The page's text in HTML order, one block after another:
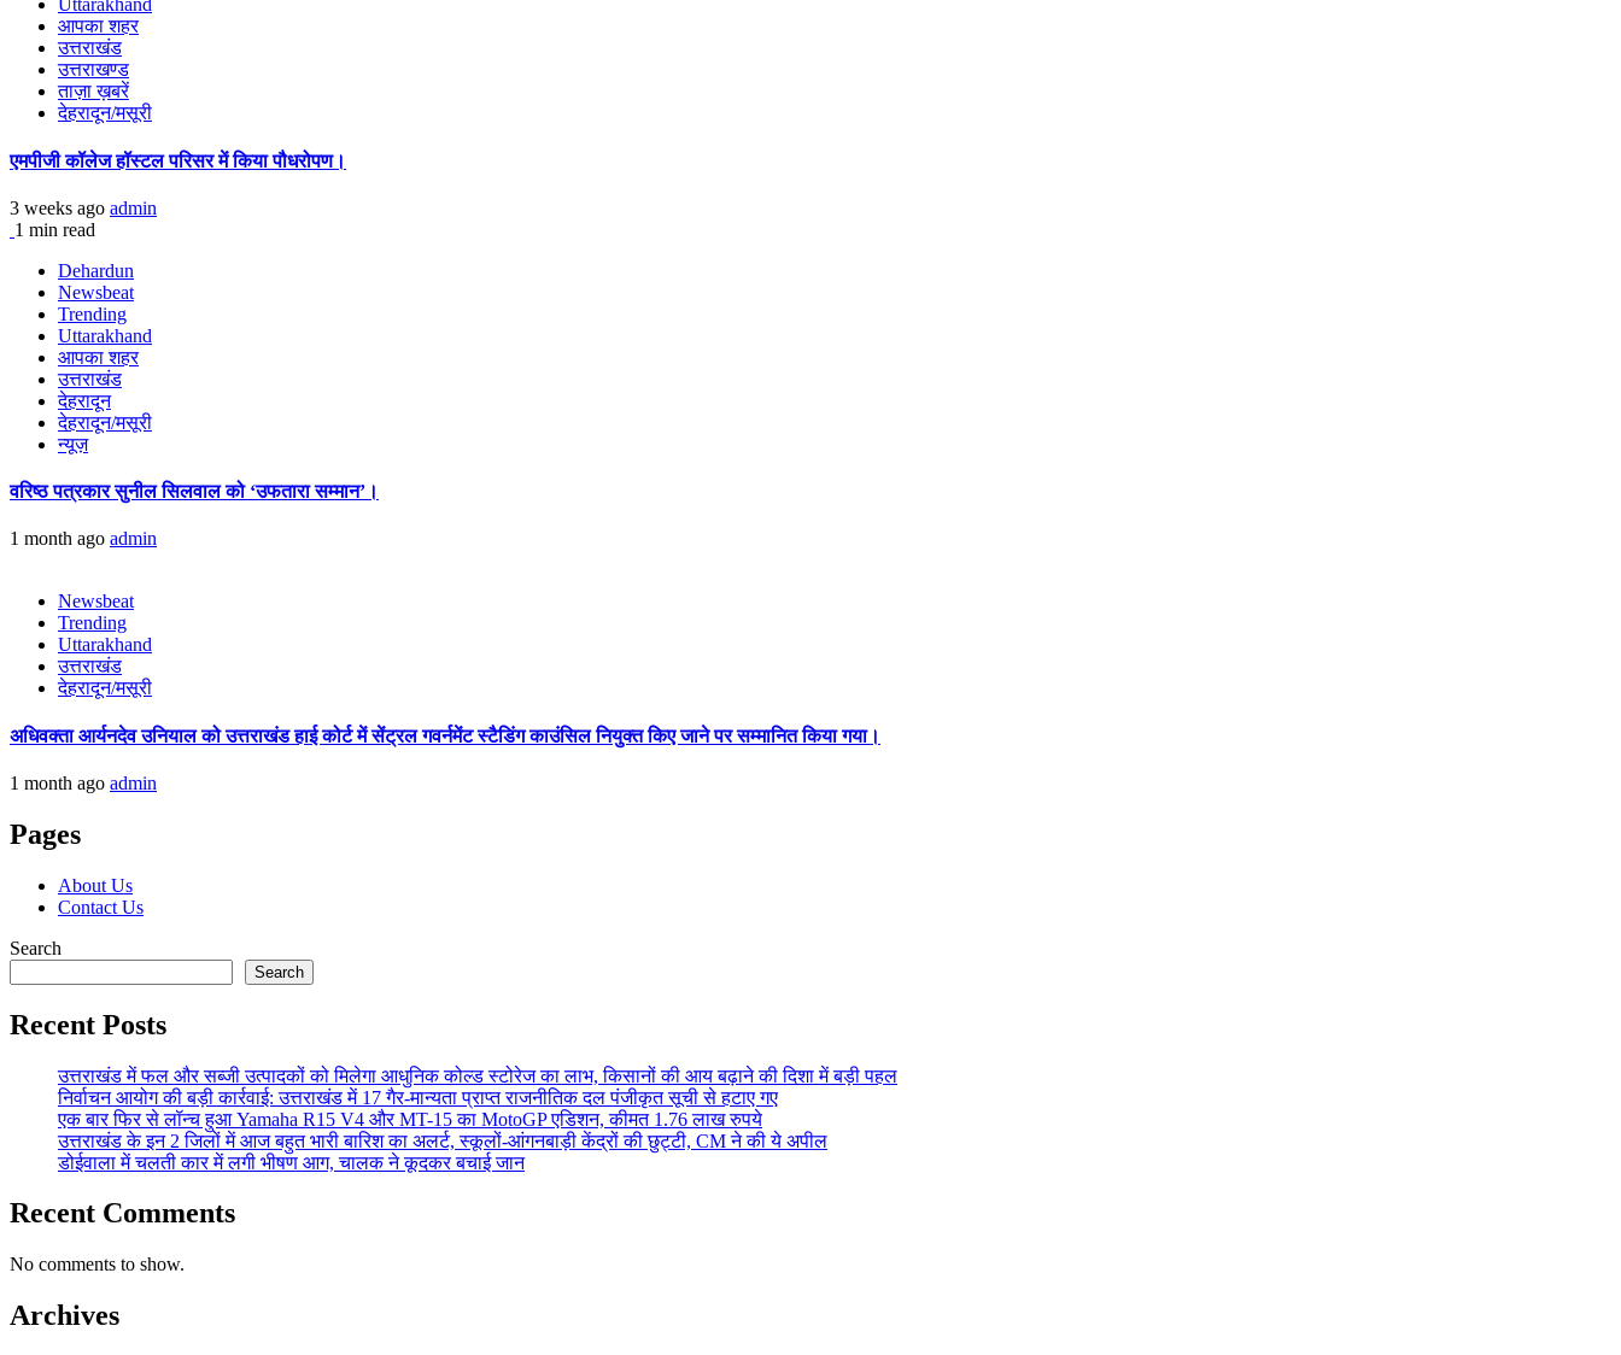
Uttarakhand
आपका शहर
उत्तराखंड
उत्तराखण्ड
ताज़ा ख़बरें
देहरादून/मसूरी
एमपीजी कॉलेज हॉस्टल परिसर में किया पौधरोपण।
3 weeks ago admin
1 min read
Dehardun
Newsbeat
Trending
Uttarakhand
आपका शहर
उत्तराखंड
देहरादून
देहरादून/मसूरी
न्यूज़
वरिष्ठ पत्रकार सुनील सिलवाल को ‘उफतारा सम्मान’।
1 month ago admin
Newsbeat
Trending
Uttarakhand
उत्तराखंड
देहरादून/मसूरी
अधिवक्ता आर्यनदेव उनियाल को उत्तराखंड हाई कोर्ट में सेंट्रल गवर्नमेंट स्टैडिंग काउंसिल नियुक्त किए जाने पर सम्मानित किया गया।
1 month ago admin
Pages
About Us
Contact Us
Search
Search
Recent Posts
उत्तराखंड में फल और सब्जी उत्पादकों को मिलेगा आधुनिक कोल्ड स्टोरेज का लाभ, किसानों की आय बढ़ाने की दिशा में बड़ी पहल
निर्वाचन आयोग की बड़ी कार्रवाई: उत्तराखंड में 17 गैर-मान्यता प्राप्त राजनीतिक दल पंजीकृत सूची से हटाए गए
एक बार फिर से लॉन्च हुआ Yamaha R15 V4 और MT-15 का MotoGP एडिशन, कीमत 1.76 लाख रुपये
उत्तराखंड के इन 2 जिलों में आज बहुत भारी बारिश का अलर्ट, स्कूलों-आंगनबाड़ी केंद्रों की छुट्टी, CM ने की ये अपील
डोईवाला में चलती कार में लगी भीषण आग, चालक ने कूदकर बचाई जान
Recent Comments
No comments to show.
Archives